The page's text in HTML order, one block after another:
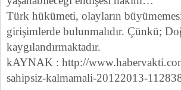
Türk hükümeti, olayların
girişimlerde bulunmalıdır. Çünkü;
kaygılandırmaktadır.
kAYNAK : http://
sahipsiz-kalmamali-20122013-